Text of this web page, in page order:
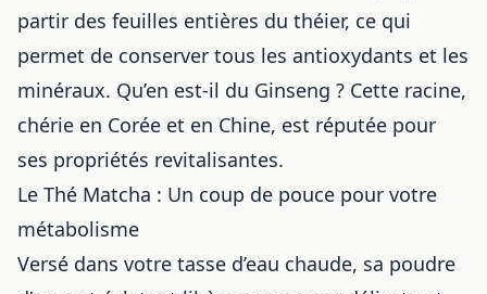
partir des feuilles entières du théier, ce qui
permet de conserver tous les antioxydants et les
minéraux. Qu’en est-il du Ginseng ? Cette racine,
chérie en Corée et en Chine, est réputée pour
ses propriétés revitalisantes.
Le Thé Matcha : Un coup de pouce pour votre
métabolisme
Versé dans votre tasse d’eau chaude, sa poudre